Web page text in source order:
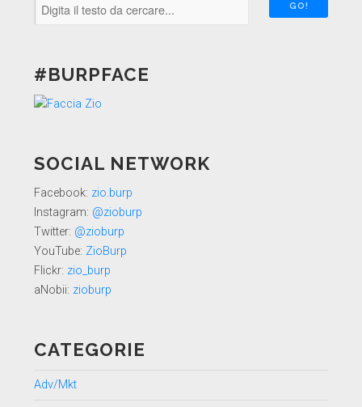
#BURPFACE
SOCIAL NETWORK
Facebook: zio.burp
Instagram: @zioburp
Twitter: @zioburp
YouTube: ZioBurp
Flickr: zio_burp
aNobii: zioburp
CATEGORIE
Adv/Mkt